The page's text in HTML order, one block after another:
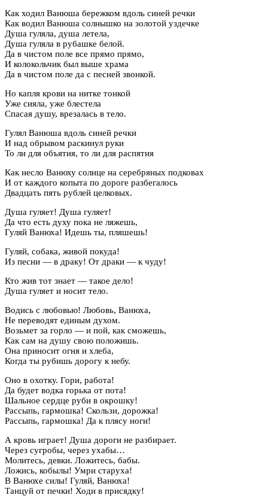
Как ходил Ванюша бережком вдоль синей речки
Как водил Ванюша солнышко на золотой уздечке
Душа гуляла, душа летела,
Душа гуляла в рубашке белой.
Да в чистом поле все прямо прямо,
И колокольчик был выше храма
Да в чистом поле да с песней звонкой.
Но капля крови на нитке тонкой
Уже сияла, уже блестела
Спасая душу, врезалась в тело.
Гулял Ванюша вдоль синей речки
И над обрывом раскинул руки
То ли для объятия, то ли для распятия
Как несло Ванюху солнце на серебряных подковах
И от каждого копыта по дороге разбегалось
Двадцать пять рублей целковых.
Душа гуляет! Душа гуляет!
Да что есть духу пока не ляжешь,
Гуляй Ванюха! Идешь ты, пляшешь!
Гуляй, собака, живой покуда!
Из песни — в драку! От драки — к чуду!
Кто жив тот знает — такое дело!
Душа гуляет и носит тело.
Водись с любовью! Любовь, Ванюха,
Не переводят единым духом.
Возьмет за горло — и пой, как сможешь,
Как сам на душу свою положишь.
Она приносит огня и хлеба,
Когда ты рубишь дорогу к небу.
Оно в охотку. Гори, работа!
Да будет водка горька от пота!
Шальное сердце руби в окрошку!
Рассыпь, гармошка! Скользи, дорожка!
Рассыпь, гармошка! Да к плясу ноги!
А кровь играет! Душа дороги не разбирает.
Через сугробы, через ухабы…
Молитесь, девки. Ложитесь, бабы.
Ложись, кобылы! Умри старуха!
В Ванюхе силы! Гуляй, Ванюха!
Танцуй от печки! Ходи в присядку!